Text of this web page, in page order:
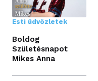
Esti üdvözletek
Boldog
Születésnapot
Mikes Anna